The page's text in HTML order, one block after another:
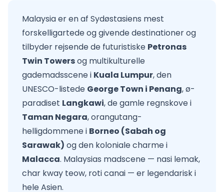
Malaysia er en af Sydøstasiens mest
forskelligartede og givende destinationer og
tilbyder rejsende de futuristiske Petronas
Twin Towersog multikulturelle
gademadsscene i Kuala Lumpur, den
UNESCO-listede George Town i Penang, ø-
paradiset Langkawi, de gamle regnskove i
Taman Negara, orangutang-
helligdommene i Borneo (Sabah og
Sarawak) og den koloniale charme i
Malacca. Malaysias madscene — nasi lemak,
char kway teow, roti canai — er legendarisk i
hele Asien.